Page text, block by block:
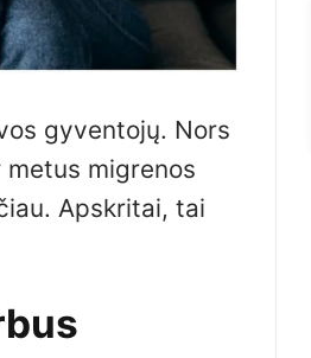
gyventojų. Nors
migrenos
Apskritai, tai